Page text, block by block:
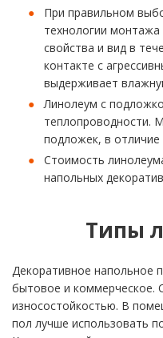
При правильном
технологии
свойства и вид в
контакте с
выдерживает
Линолеум с
теплопроводности.
подложек, в отличие
Стоимость
напольных
Типы
Декоративное напольное
бытовое и коммерческое.
износостойкостью. В
пол лучше использовать